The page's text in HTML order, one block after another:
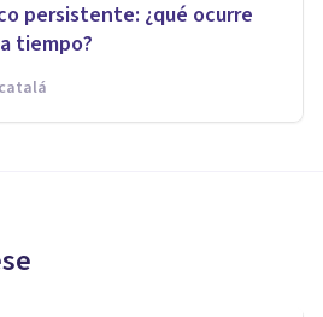
persistente: ¿qué ocurre
tiempo?